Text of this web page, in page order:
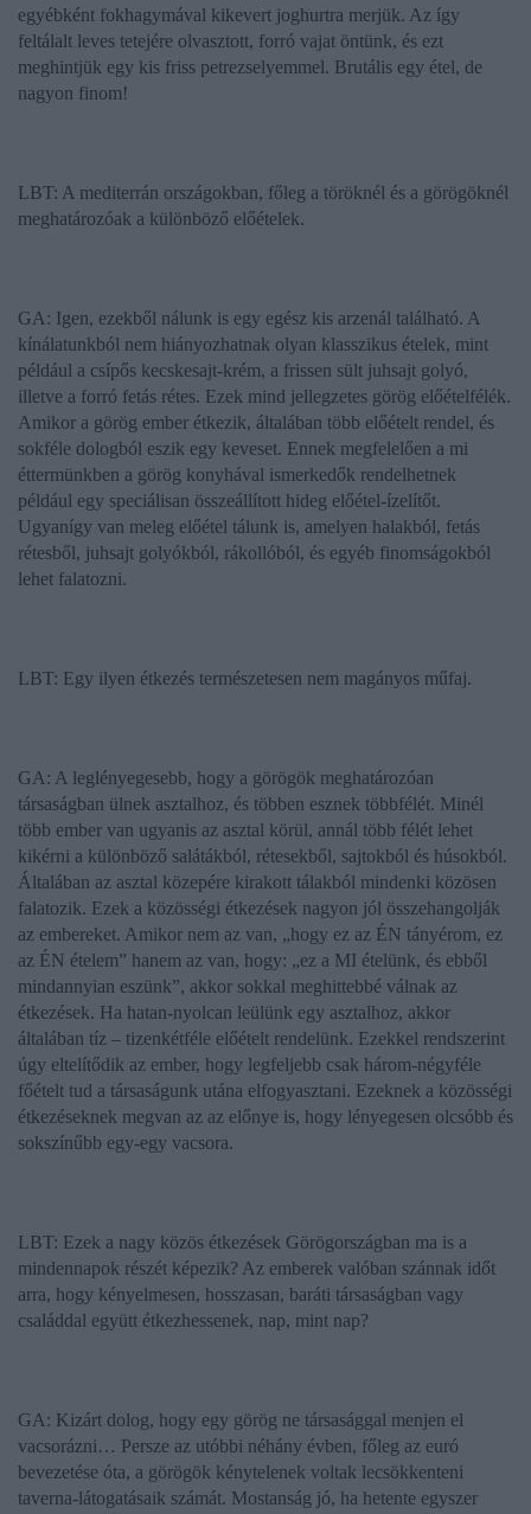
egyébként fokhagymával kikevert joghurtra merjük. Az így
feltálalt leves tetejére olvasztott, forró vajat öntünk, és ezt
meghintjük egy kis friss petrezselyemmel. Brutális egy étel, de
nagyon finom!
LBT: A mediterrán országokban, főleg a töröknél és a görögöknél
meghatározóak a különböző előételek.
GA: Igen, ezekből nálunk is egy egész kis arzenál található. A
kínálatunkból nem hiányozhatnak olyan klasszikus ételek, mint
például a csípős kecskesajt-krém, a frissen sült juhsajt golyó,
illetve a forró fetás rétes. Ezek mind jellegzetes görög előételfélék.
Amikor a görög ember étkezik, általában több előételt rendel, és
sokféle dologból eszik egy keveset. Ennek megfelelően a mi
éttermünkben a görög konyhával ismerkedők rendelhetnek
például egy speciálisan összeállított hideg előétel-ízelítőt.
Ugyanígy van meleg előétel tálunk is, amelyen halakból, fetás
rétesből, juhsajt golyókból, rákollóból, és egyéb finomságokból
lehet falatozni.
LBT: Egy ilyen étkezés természetesen nem magányos műfaj.
GA: A leglényegesebb, hogy a görögök meghatározóan
társaságban ülnek asztalhoz, és többen esznek többfélét. Minél
több ember van ugyanis az asztal körül, annál több félét lehet
kikérni a különböző salátákból, rétesekből, sajtokból és húsokból.
Általában az asztal közepére kirakott tálakból mindenki közösen
falatozik. Ezek a közösségi étkezések nagyon jól összehangolják
az embereket. Amikor nem az van, „hogy ez az ÉN tányérom, ez
az ÉN ételem” hanem az van, hogy: „ez a MI ételünk, és ebből
mindannyian eszünk”, akkor sokkal meghittebbé válnak az
étkezések. Ha hatan-nyolcan leülünk egy asztalhoz, akkor
általában tíz – tizenkétféle előételt rendelünk. Ezekkel rendszerint
úgy eltelítődik az ember, hogy legfeljebb csak három-négyféle
főételt tud a társaságunk utána elfogyasztani. Ezeknek a közösségi
étkezéseknek megvan az az előnye is, hogy lényegesen olcsóbb és
sokszínűbb egy-egy vacsora.
LBT: Ezek a nagy közös étkezések Görögországban ma is a
mindennapok részét képezik? Az emberek valóban szánnak időt
arra, hogy kényelmesen, hosszasan, baráti társaságban vagy
családdal együtt étkezhessenek, nap, mint nap?
GA: Kizárt dolog, hogy egy görög ne társasággal menjen el
vacsorázni… Persze az utóbbi néhány évben, főleg az euró
bevezetése óta, a görögök kénytelenek voltak lecsökkenteni
taverna-látogatásaik számát. Mostanság jó, ha hetente egyszer